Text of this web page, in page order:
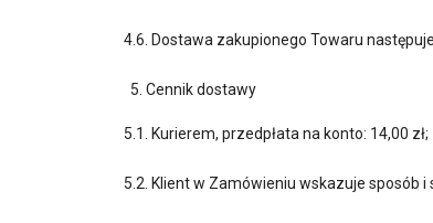
4.6. Dostawa zakupionego Towaru
Cennik dostawy
5.1. Kurierem, przedpłata na konto: 14,00 zł;
5.2. Klient w Zamówieniu wskazuje sposób i